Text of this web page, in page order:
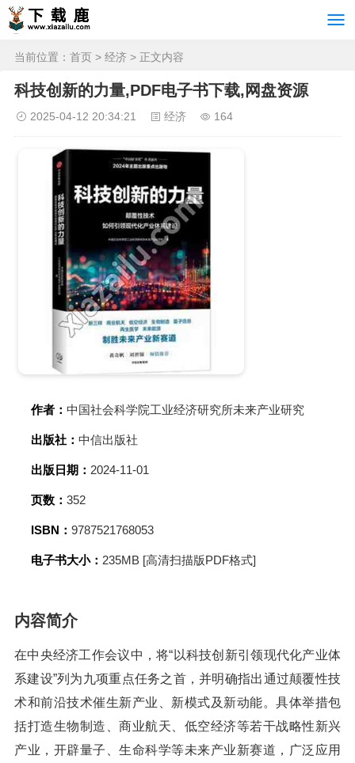
当前位置： 首页 > 经济 > 正文内容
科技创新的力量,PDF电子书下载,网盘资源
2025-04-12 20:34:21 经济 164
作者： 中国社会科学院工业经济研究所未来产业研究
出版社： 中信出版社
出版日期： 2024-11-01
页数： 352
ISBN： 9787521768053
电子书大小： 235MB [高清扫描版PDF格式]
内容简介
在中央经济工作会议中，将“以科技创新引领现代化产业体
系建设”列为九项重点任务之首，并明确指出通过颠覆性技
术和前沿技术催生新产业、新模式及新动能。具体举措包
括打造生物制造、商业航天、低空经济等若干战略性新兴
产业，开辟量子、生命科学等未来产业新赛道，广泛应用